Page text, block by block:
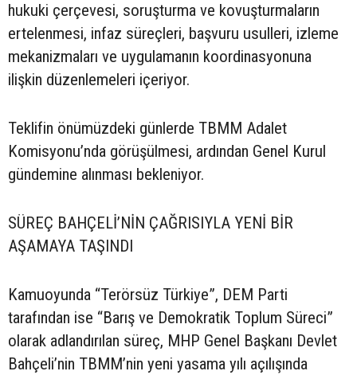
hukuki çerçevesi, soruşturma ve kovuşturmaların
ertelenmesi, infaz süreçleri, başvuru usulleri, izleme
mekanizmaları ve uygulamanın koordinasyonuna
ilişkin düzenlemeleri içeriyor.
Teklifin önümüzdeki günlerde TBMM Adalet
Komisyonu’nda görüşülmesi, ardından Genel Kurul
gündemine alınması bekleniyor.
SÜREÇ BAHÇELİ’NİN ÇAĞRISIYLA YENİ BİR
AŞAMAYA TAŞINDI
Kamuoyunda “Terörsüz Türkiye”, DEM Parti
tarafından ise “Barış ve Demokratik Toplum Süreci”
olarak adlandırılan süreç, MHP Genel Başkanı Devlet
Bahçeli’nin TBMM’nin yeni yasama yılı açılışında